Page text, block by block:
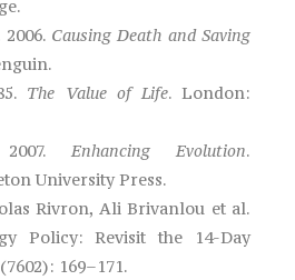
Causing Death and Saving
The Value of Life. London:
2007.Enhancing Evolution.
University Press.
Rivron, Ali Brivanlou et al.
Policy: Revisit the 14-Day
169–171.